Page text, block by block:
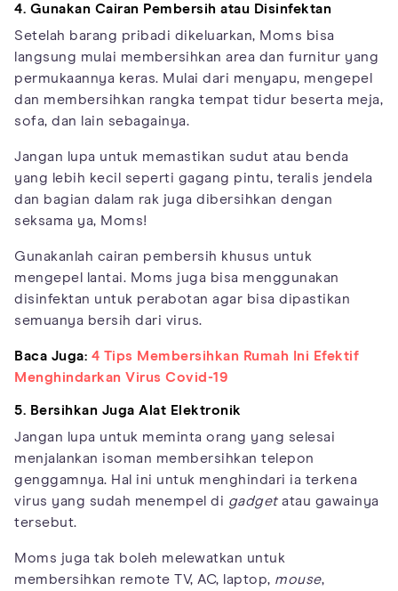
4. Gunakan Cairan Pembersih atau Disinfektan
Setelah barang pribadi dikeluarkan, Moms bisa
langsung mulai membersihkan area dan furnitur yang
permukaannya keras. Mulai dari menyapu, mengepel
dan membersihkan rangka tempat tidur beserta meja,
sofa, dan lain sebagainya.
Jangan lupa untuk memastikan sudut atau benda
yang lebih kecil seperti gagang pintu, teralis jendela
dan bagian dalam rak juga dibersihkan dengan
seksama ya, Moms!
Gunakanlah cairan pembersih khusus untuk
mengepel lantai. Moms juga bisa menggunakan
disinfektan untuk perabotan agar bisa dipastikan
semuanya bersih dari virus.
Baca Juga: 4 Tips Membersihkan Rumah Ini Efektif
Menghindarkan Virus Covid-19
5. Bersihkan Juga Alat Elektronik
Jangan lupa untuk meminta orang yang selesai
menjalankan isoman membersihkan telepon
genggamnya. Hal ini untuk menghindari ia terkena
virus yang sudah menempel di gadgetatau gawainya
tersebut.
Moms juga tak boleh melewatkan untuk
membersihkan remote TV, AC, laptop, mouse,